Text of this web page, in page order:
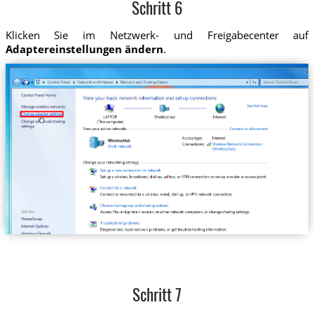
Schritt 6
Klicken Sie im Netzwerk- und Freigabecenter auf
Adaptereinstellungen ändern.
Schritt 7